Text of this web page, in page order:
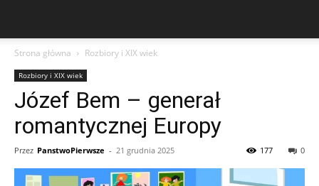
Strona główna Rozbiory i XIX wiek
Rozbiory i XIX wiek
Józef Bem – generał
romantycznej Europy
Przez PanstwoPierwsze - 21 grudnia 2025 0
177